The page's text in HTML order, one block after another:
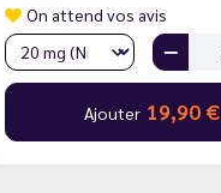
On attend vos avis
Ajouter 19,90 €